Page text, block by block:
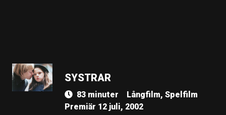
SYSTRAR
83 minuter
Långfilm, Spelfilm
Premiär 12 juli, 2002